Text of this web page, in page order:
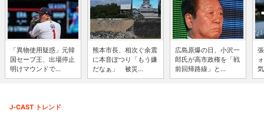
「異物使用疑惑」元韓
国セーブ王、出場停止
明けマウンドで...
熊本市長、相次ぐ余震
に本音ぽつり「もう嫌
だなぁ」 被災...
広島原爆の日、小沢一
郎氏が高市政権を「戦
前回帰路線」と...
J-CAST トレンド